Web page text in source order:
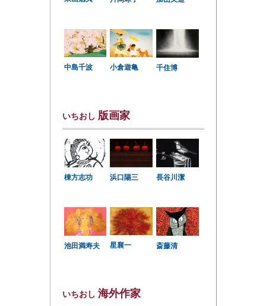
中島千波 小倉遊亀 千住博
いちおし 版画家
棟方志功 浜口陽三 長谷川潔
池田満寿夫 星襄一 斎藤清
いちおし 海外作家